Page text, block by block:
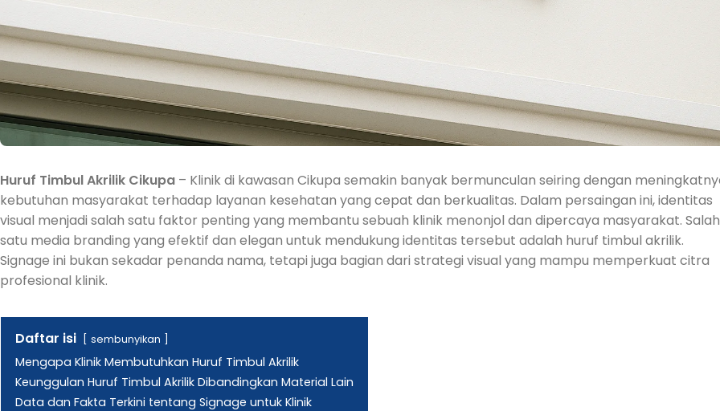
Huruf Timbul Akrilik Cikupa – Klinik di kawasan Cikupa semakin banyak bermunculan seiring dengan
kebutuhan masyarakat terhadap layanan kesehatan yang cepat dan berkualitas. Dalam persaingan ini, identitas
visual menjadi salah satu faktor penting yang membantu sebuah klinik menonjol dan dipercaya masyarakat. Salah
satu media branding yang efektif dan elegan untuk mendukung identitas tersebut adalah huruf timbul akrilik.
Signage ini bukan sekadar penanda nama, tetapi juga bagian dari strategi visual yang mampu memperkuat citra
profesional klinik.
Daftar isi sembunyikan
Mengapa Klinik Membutuhkan Huruf Timbul Akrilik
Keunggulan Huruf Timbul Akrilik Dibandingkan Material Lain
Data dan Fakta Terkini tentang Signage untuk Klinik